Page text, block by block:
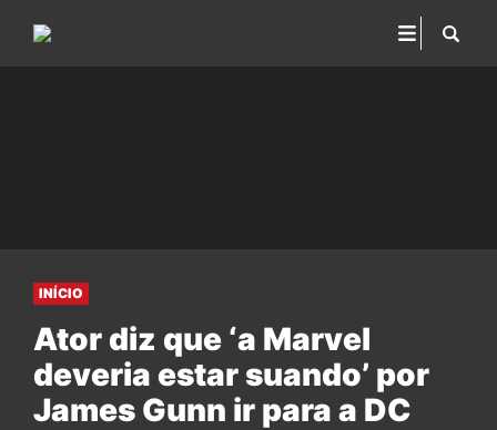
INÍCIO
Ator diz que ‘a Marvel
deveria estar suando’ por
James Gunn ir para a DC